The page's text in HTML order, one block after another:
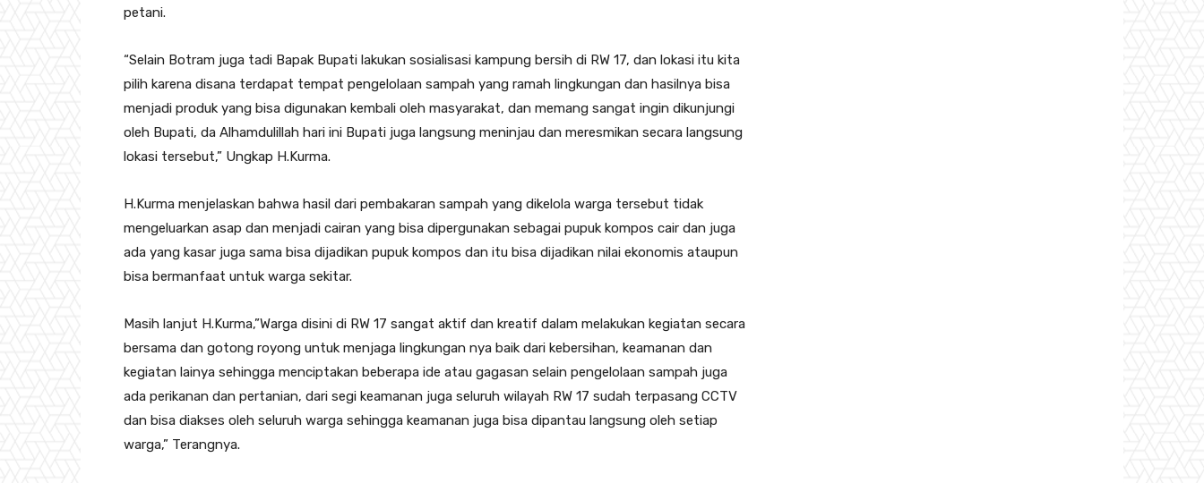
petani.
“Selain Botram juga tadi Bapak Bupati lakukan sosialisasi kampung bersih di RW 17, dan lokasi itu kita
pilih karena disana terdapat tempat pengelolaan sampah yang ramah lingkungan dan hasilnya bisa
menjadi produk yang bisa digunakan kembali oleh masyarakat, dan memang sangat ingin dikunjungi
oleh Bupati, da Alhamdulillah hari ini Bupati juga langsung meninjau dan meresmikan secara langsung
lokasi tersebut,” Ungkap H.Kurma.
H.Kurma menjelaskan bahwa hasil dari pembakaran sampah yang dikelola warga tersebut tidak
mengeluarkan asap dan menjadi cairan yang bisa dipergunakan sebagai pupuk kompos cair dan juga
ada yang kasar juga sama bisa dijadikan pupuk kompos dan itu bisa dijadikan nilai ekonomis ataupun
bisa bermanfaat untuk warga sekitar.
Masih lanjut H.Kurma,”Warga disini di RW 17 sangat aktif dan kreatif dalam melakukan kegiatan secara
bersama dan gotong royong untuk menjaga lingkungan nya baik dari kebersihan, keamanan dan
kegiatan lainya sehingga menciptakan beberapa ide atau gagasan selain pengelolaan sampah juga
ada perikanan dan pertanian, dari segi keamanan juga seluruh wilayah RW 17 sudah terpasang CCTV
dan bisa diakses oleh seluruh warga sehingga keamanan juga bisa dipantau langsung oleh setiap
warga,” Terangnya.